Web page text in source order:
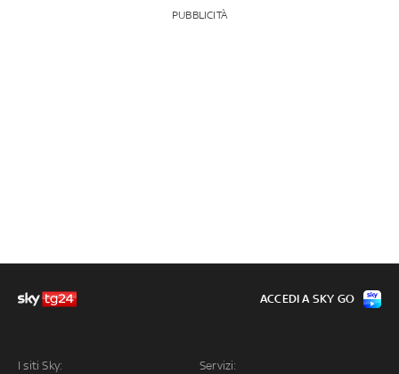
PUBBLICITÀ
I siti Sky: Servizi:
ACCEDI A SKY GO